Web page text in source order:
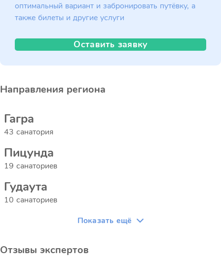
оптимальный вариант и забронировать путёвку, а
также билеты и другие услуги
Оставить заявку
Направления региона
Гагра
43 санатория
Пицунда
19 санаториев
Гудаута
10 санаториев
Показать ещё
Отзывы экспертов